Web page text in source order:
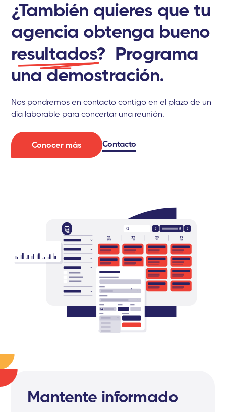
¿También quieres que tu
agencia obtenga bueno
resultados? Programa
una demostración.
Nos pondremos en contacto contigo en el plazo de un
día laborable para concertar una reunión.
Conocer más Contacto
Mantente informado